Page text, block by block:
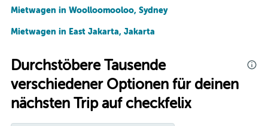
Mietwagen in Woolloomooloo, Sydney
Mietwagen in East Jakarta, Jakarta
Durchstöbere Tausende
verschiedener Optionen für deinen
nächsten Trip auf checkfelix